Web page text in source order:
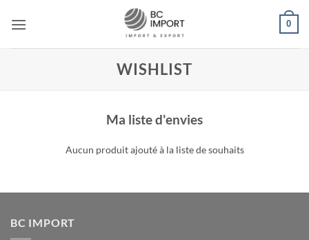
0
WISHLIST
Ma liste d'envies
Aucun produit ajouté à la liste de souhaits
BC IMPORT